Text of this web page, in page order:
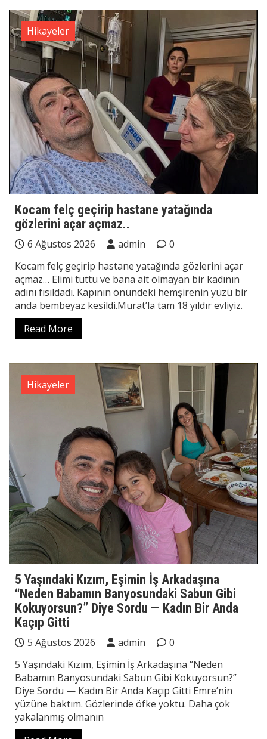
Hikayeler
Kocam felç geçirip hastane yatağında
gözlerini açar açmaz..
6 Ağustos 2026 admin
0
Kocam felç geçirip hastane yatağında gözlerini açar
açmaz… Elimi tuttu ve bana ait olmayan bir kadının
adını fısıldadı. Kapının önündeki hemşirenin yüzü bir
anda bembeyaz kesildi.Murat’la tam 18 yıldır evliyiz.
Read More
Hikayeler
5 Yaşındaki Kızım, Eşimin İş Arkadaşına
“Neden Babamın Banyosundaki Sabun Gibi
Kokuyorsun?” Diye Sordu — Kadın Bir Anda
Kaçıp Gitti
5 Ağustos 2026 admin
0
5 Yaşındaki Kızım, Eşimin İş Arkadaşına “Neden
Babamın Banyosundaki Sabun Gibi Kokuyorsun?”
Diye Sordu — Kadın Bir Anda Kaçıp Gitti Emre’nin
yüzüne baktım. Gözlerinde öfke yoktu. Daha çok
yakalanmış olmanın